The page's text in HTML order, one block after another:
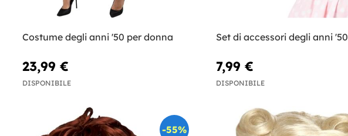
Costume degli anni '50 per donna
23,99 €
DISPONIBILE
Set di accessori degli anni '50
7,99 €
DISPONIBILE
-55%